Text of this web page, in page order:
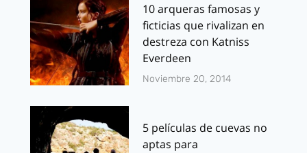
10 arqueras famosas y
ficticias que rivalizan en
destreza con Katniss
Everdeen
Noviembre 20, 2014
5 películas de cuevas no
aptas para